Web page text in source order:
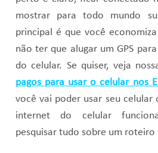
mostrar para todo mundo
principal é que você
não ter que alugar um GPS
do celular. Se quiser, veja
pagos para usar o celular nos
você vai poder usar seu celular
internet do celular
pesquisar tudo sobre um roteiro